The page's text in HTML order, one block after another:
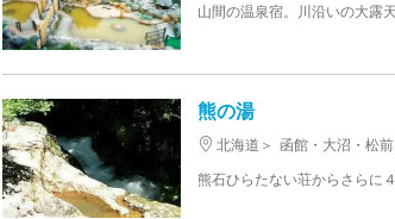
熊の湯
北海道 函館・大沼・松前